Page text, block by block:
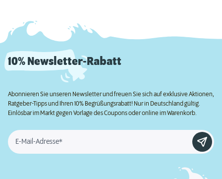
10% Newsletter-Rabatt
Abonnieren Sie unseren Newsletter und freuen Sie sich auf exklusive Aktionen,
Ratgeber-Tipps und Ihren 10% Begrüßungsrabatt! Nur in Deutschland gültig.
Einlösbar im Markt gegen Vorlage des Coupons oder online im Warenkorb.
E-Mail-Adresse*